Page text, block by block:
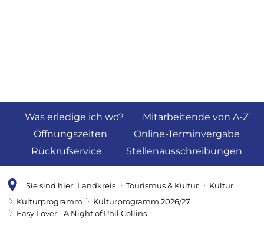
Was erledige ich wo?
Mitarbeitende von A-Z
Öffnungszeiten
Online-Terminvergabe
Rückrufservice
Stellenausschreibungen
Sie sind hier: Landkreis Tourismus & Kultur
Kultur
Kulturprogramm
Kulturprogramm 2026/27
Easy Lover - A Night of Phil Collins